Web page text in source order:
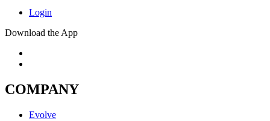
Login
Download the App
COMPANY
Evolve